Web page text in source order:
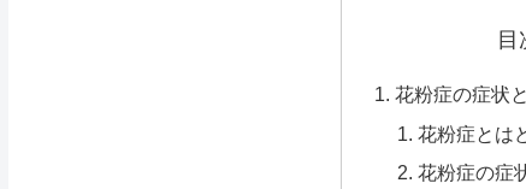
目
花粉症の症状
花粉症とは
花粉症の症